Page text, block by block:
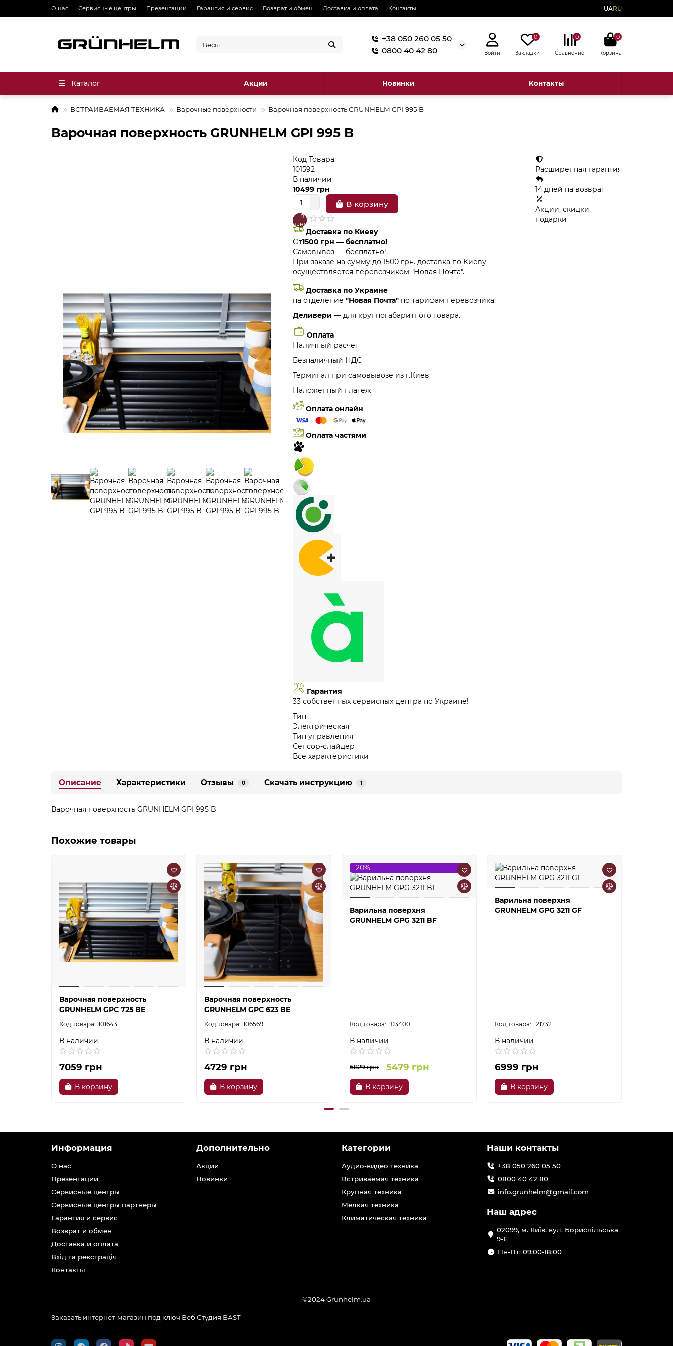
О нас Сервисные центры Презентации Гарантия и сервис Возврат и обмен Доставка и оплата Контакты UARU
+38 050 260 05 50
0800 40 42 80
Войти
0
Закладки
0
Сравнение
0
Корзина
Каталог Акции Новинки Контакты
ВСТРАИВАЕМАЯ ТЕХНИКА Варочные поверхности Варочная поверхность GRUNHELM GPI 995 B
Варочная поверхность GRUNHELM GPI 995 B
Код Товара:
101592
В наличии
10499 грн
В корзину
В
закладки
В
сравнение
Доставка по Киеву
От1500 грн — бесплатно!
Самовывоз — бесплатно!
При заказе на сумму до 1500 грн. доставка по Киеву
осуществляется перевозчиком "Новая Почта".
Доставка по Украине
на отделение"Новая Почта" по тарифам перевозчика.
Деливери — для крупногабаритного товара.
Оплата
Наличный расчет
Безналичный НДС
Терминал при самовывозе из г.Киев
Наложенный платеж
Оплата онлайн
Оплата частями
Гарантия
33 собственных сервисных центра по Украине!
Тип
Электрическая
Тип управления
Сенсор-слайдер
Все характеристики
Расширенная гарантия
14 дней на возврат
Акции, скидки,
подарки
Описание Характеристики Отзывы 0 Скачать инструкцию 1
Варочная поверхность GRUNHELM GPI 995 B
Похожие товары
Варочная поверхность
GRUNHELM GPC 725 BE
101643
В наличии
7059 грн
В корзину
Варочная поверхность
GRUNHELM GPC 623 BE
106569
В наличии
4729 грн
В корзину
-20%
Варильна поверхня
GRUNHELM GPG 3211 BF
103400
В наличии
6829 грн 5479 грн
В корзину
Варильна поверхня
GRUNHELM GPG 3211 GF
121732
В наличии
6999 грн
В корзину
Информация
О нас
Презентации
Сервисные центры
Сервисные центры партнеры
Гарантия и сервис
Возврат и обмен
Доставка и оплата
Вхід та реєстрація
Контакты
Дополнительно
Акции
Новинки
Категории
Аудио-видео техника
Встриваемая техника
Крупная техника
Мелкая техника
Климатическая техника
Наши контакты
+38 050 260 05 50
0800 40 42 80
info.grunhelm@gmail.com
Наш адрес
02099, м. Київ, вул. Бориспільська
9-Е
Пн-Пт: 09:00-18:00
©2024 Grunhelm.ua
Заказать интернет-магазин под ключ Веб Студия BAST